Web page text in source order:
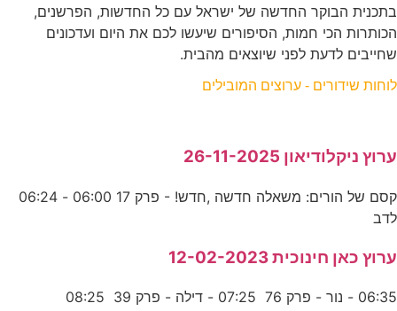
בתכנית הבוקר החדשה של ישראל עם כל החדשות, הפרשנים,
הכותרות הכי חמות, הסיפורים שיעשו לכם את היום ועדכונים
שחייבים לדעת לפני שיוצאים מהבית.
לוחות שידורים - ערוצים המובילים
ערוץ ניקלודיאון 26-11-2025
קסם של הורים: משאלה חדשה ,חדש! - פרק 17 06:00 - 06:24
לדב
ערוץ כאן חינוכית 12-02-2023
06:35 - נור - פרק 76 07:25 - דילה - פרק 39 08:25